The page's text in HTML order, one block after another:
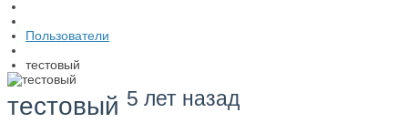
Пользователи
тестовый
тестовый 5 лет назад